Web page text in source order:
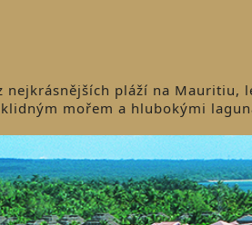
pláží na Mauritiu,
mořem a hlubokými